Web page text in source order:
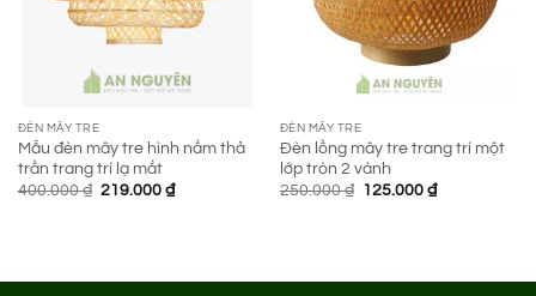
ĐÈN MÂY TRE
Mẫu đèn mây tre hình nấm thả
trần trang trí lạ mắt
400.000₫ Giá
219.000 ₫Giá
ĐÈN MÂY TRE
Đèn lồng mây tre trang trí một
lớp tròn 2 vành
250.000₫ Giá
125.000 ₫Giá